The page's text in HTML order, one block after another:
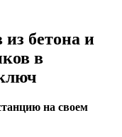
бетона и
в
на своем